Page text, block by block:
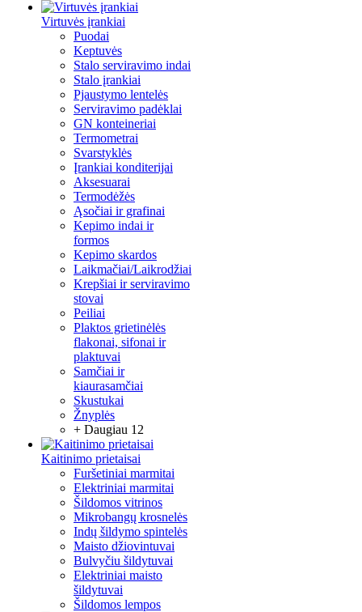
Virtuvės įrankiai
Puodai
Keptuvės
Stalo serviravimo indai
Stalo įrankiai
Pjaustymo lentelės
Serviravimo padėklai
GN konteineriai
Termometrai
Svarstyklės
Įrankiai konditerijai
Aksesuarai
Termodėžės
Ąsočiai ir grafinai
Kepimo indai ir
formos
Kepimo skardos
Laikmačiai/Laikrodžiai
Krepšiai ir serviravimo
stovai
Peiliai
Plaktos grietinėlės
flakonai, sifonai ir
plaktuvai
Samčiai ir
kiaurasamčiai
Skustukai
Žnyplės
+ Daugiau 12
Kaitinimo prietaisai
Furšetiniai marmitai
Elektriniai marmitai
Šildomos vitrinos
Mikrobangų krosnelės
Indų šildymo spintelės
Maisto džiovintuvai
Bulvyčiu šildytuvai
Elektriniai maisto
šildytuvai
Šildomos lempos